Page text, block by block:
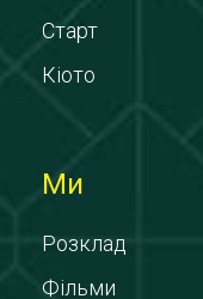
Старт
Кіото
Ми
Розклад
Фільми